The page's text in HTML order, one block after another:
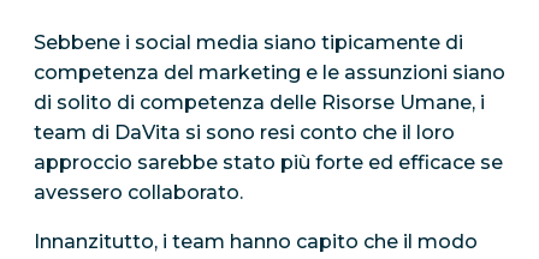
Sebbene i social media siano tipicamente di
competenza del marketing e le assunzioni siano
di solito di competenza delle Risorse Umane, i
team di DaVita si sono resi conto che il loro
approccio sarebbe stato più forte ed efficace se
avessero collaborato.
Innanzitutto, i team hanno capito che il modo